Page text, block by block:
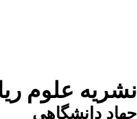
علوم
دانشگاهی